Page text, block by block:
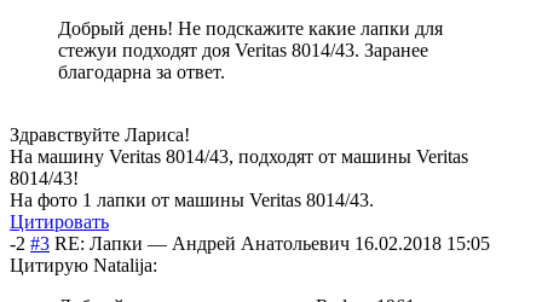
Добрый день! Не подскажите какие лапки для
стежуи подходят доя Veritas 8014/43. Заранее
благодарна за ответ.
Здравствуйте Лариса!
На машину Veritas 8014/43, подходят от машины Veritas
8014/43!
На фото 1 лапки от машины Veritas 8014/43.
Цитировать
-2 #3 RE: Лапки — Андрей Анатольевич 16.02.2018 15:05
Цитирую Natalija: